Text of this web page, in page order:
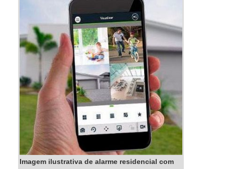
Imagem ilustrativa de alarme residencial com